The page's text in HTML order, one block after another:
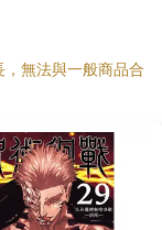
無法與一般商品合